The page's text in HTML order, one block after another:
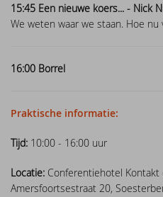
15:45 Een nieuwe koers... - Nick
We weten waar we staan. Hoe nu
16:00 Borrel
Praktische informatie:
Tijd: 10:00 - 16:00 uur
Locatie: Conferentiehotel
Amersfoortsestraat 20,
New
Windows
New
download